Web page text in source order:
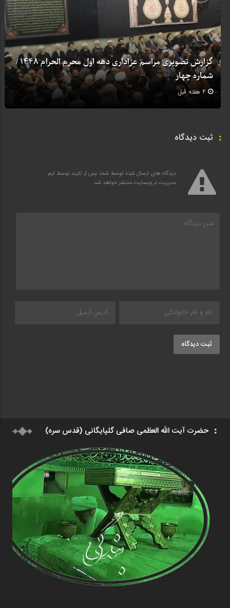
گزارش تصویری مراسم عزاداری دهه اول محرم الحرام 1448 /
شماره چهار
4 هفته قبل
ثبت دیدگاه
دیدگاه های ارسال شده توسط شما، پس از تایید توسط تیم
مدیریت در وبسایت منتشر خواهد شد.
ثبت دیدگاه
حضرت آیت الله العظمی صافی گلپایگانی (قدس سره)